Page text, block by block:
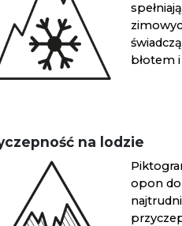
błotem
na lodzie
opon